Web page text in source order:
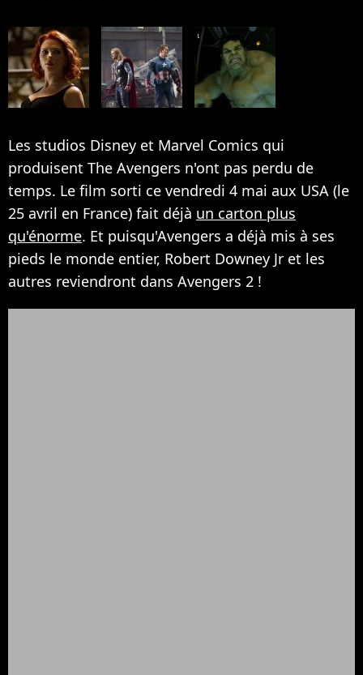
Les studios Disney et Marvel Comics qui
produisent The Avengers n'ont pas perdu de
temps. Le film sorti ce vendredi 4 mai aux USA (le
25 avril en France) fait déjà un carton plus
qu'énorme. Et puisqu'Avengers a déjà mis à ses
pieds le monde entier, Robert Downey Jr et les
autres reviendront dans Avengers 2 !